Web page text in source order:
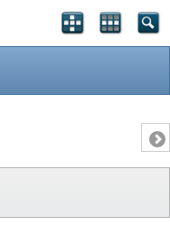
без рекламы